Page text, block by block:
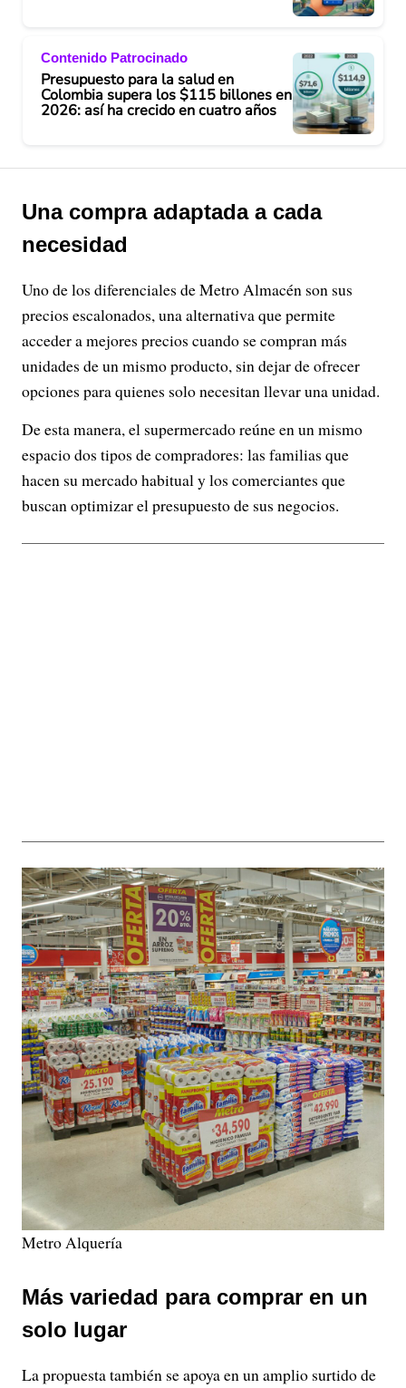
Contenido Patrocinado
Presupuesto para la salud en
Colombia supera los $115 billones en
2026: así ha crecido en cuatro años
Una compra adaptada a cada
necesidad
Uno de los diferenciales de Metro Almacén son sus
precios escalonados, una alternativa que permite
acceder a mejores precios cuando se compran más
unidades de un mismo producto, sin dejar de ofrecer
opciones para quienes solo necesitan llevar una unidad.
De esta manera, el supermercado reúne en un mismo
espacio dos tipos de compradores: las familias que
hacen su mercado habitual y los comerciantes que
buscan optimizar el presupuesto de sus negocios.
Metro Alquería
Más variedad para comprar en un
solo lugar
La propuesta también se apoya en un amplio surtido de